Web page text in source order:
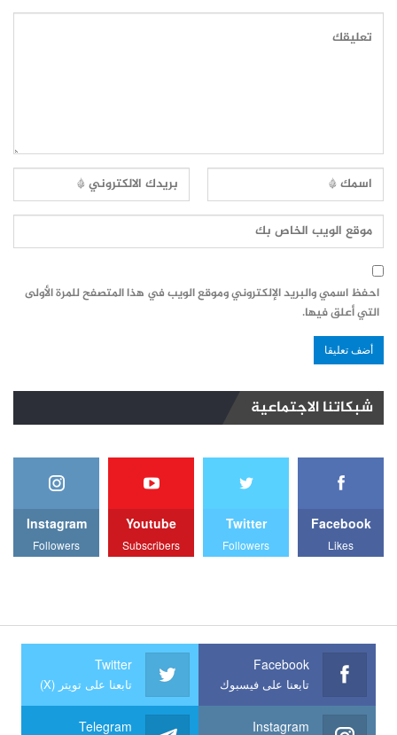
احفظ اسمي والبريد الإلكتروني وموقع الويب في هذا المتصفح للمرة الأولى
التي أعلق فيها.
شبكاتنا الاجتماعية
Facebook
Likes
Twitter
Followers
Youtube
Subscribers
Instagram
Followers
Facebook
تابعنا على فيسبوك
Twitter
تابعنا على تويتر (X)
Instagram
Telegram